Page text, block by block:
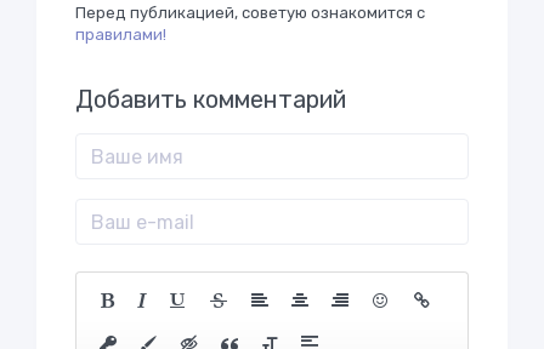
Перед публикацией, советую ознакомится с
правилами!
Добавить комментарий